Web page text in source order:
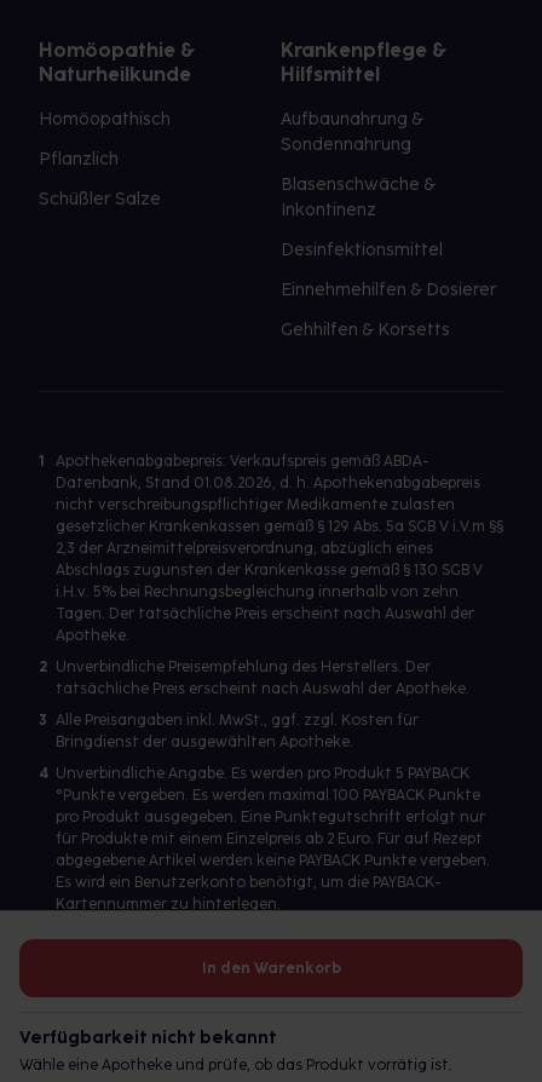
In den Warenkorb
Verfügbarkeit nicht bekannt
Wähle eine Apotheke und prüfe, ob das Produkt vorrätig ist.
Homöopathie &
Naturheilkunde
Homöopathisch
Pflanzlich
Schüßler Salze
Krankenpflege &
Hilfsmittel
Aufbaunahrung &
Sondennahrung
Blasenschwäche &
Inkontinenz
Desinfektionsmittel
Einnehmehilfen & Dosierer
Gehhilfen & Korsetts
1
Apothekenabgabepreis: Verkaufspreis gemäß ABDA-
Datenbank, Stand 01.08.2026, d. h. Apothekenabgabepreis
nicht verschreibungspflichtiger Medikamente zulasten
gesetzlicher Krankenkassen gemäß § 129 Abs. 5a SGB V i.V.m §§
2,3 der Arzneimittelpreisverordnung, abzüglich eines
Abschlags zugunsten der Krankenkasse gemäß § 130 SGB V
i.H.v. 5% bei Rechnungsbegleichung innerhalb von zehn
Tagen. Der tatsächliche Preis erscheint nach Auswahl der
Apotheke.
2 Unverbindliche Preisempfehlung des Herstellers. Der
tatsächliche Preis erscheint nach Auswahl der Apotheke.
3 Alle Preisangaben inkl. MwSt., ggf. zzgl. Kosten für
Bringdienst der ausgewählten Apotheke.
4 Unverbindliche Angabe. Es werden pro Produkt 5 PAYBACK
°Punkte vergeben. Es werden maximal 100 PAYBACK Punkte
pro Produkt ausgegeben. Eine Punktegutschrift erfolgt nur
für Produkte mit einem Einzelpreis ab 2 Euro. Für auf Rezept
abgegebene Artikel werden keine PAYBACK Punkte vergeben.
Es wird ein Benutzerkonto benötigt, um die PAYBACK-
Kartennummer zu hinterlegen.
Betreiber des Portals und verantwortlich: gesund.de GmbH &
© 2026 gesund.de GmbH & Co. KG